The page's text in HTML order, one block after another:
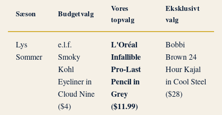
Sæson Budgetvalg
Vores
topvalg
Eksklusivt
valg
Lys
Sommer
e.l.f.
Smoky
Kohl
Eyeliner in
Cloud Nine
($4)
L'Oréal
Infallible
Pro-Last
Pencil in
Grey
($11.99)
Bobbi
Brown 24
Hour Kajal
in Cool Steel
($28)